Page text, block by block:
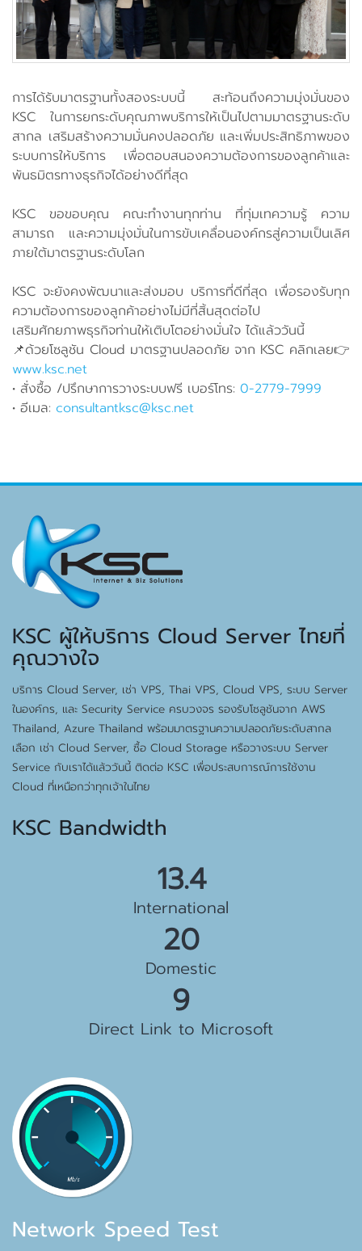
การได้รับมาตรฐานทั้งสองระบบนี้ สะท้อนถึงความมุ่งมั่นของ
KSC ในการยกระดับคุณภาพบริการให้เป็นไปตามมาตรฐานระดับ
สากล เสริมสร้างความมั่นคงปลอดภัย และเพิ่มประสิทธิภาพของ
ระบบการให้บริการ เพื่อตอบสนองความต้องการของลูกค้าและ
พันธมิตรทางธุรกิจได้อย่างดีที่สุด
KSC ขอขอบคุณ คณะทำงานทุกท่าน ที่ทุ่มเทความรู้ ความ
สามารถ และความมุ่งมั่นในการขับเคลื่อนองค์กรสู่ความเป็นเลิศ
ภายใต้มาตรฐานระดับโลก
KSC จะยังคงพัฒนาและส่งมอบ บริการที่ดีที่สุด เพื่อรองรับทุก
ความต้องการของลูกค้าอย่างไม่มีที่สิ้นสุดต่อไป
เสริมศักยภาพธุรกิจท่านให้เติบโตอย่างมั่นใจ ได้แล้ววันนี้
📌ด้วยโซลูชัน Cloud มาตรฐานปลอดภัย จาก KSC คลิกเลย👉
www.ksc.net
• สั่งซื้อ /ปรึกษาการวางระบบฟรี เบอร์โทร: 0-2779-7999
• อีเมล: consultantksc@ksc.net
KSC ผู้ให้บริการ Cloud Server ไทยที่
คุณวางใจ
บริการ Cloud Server, เช่า VPS, Thai VPS, Cloud VPS, ระบบ Server
ในองค์กร, และ Security Service ครบวงจร รองรับโซลูชันจาก AWS
Thailand, Azure Thailand พร้อมมาตรฐานความปลอดภัยระดับสากล
เลือก เช่า Cloud Server, ซื้อ Cloud Storage หรือวางระบบ Server
Service กับเราได้แล้ววันนี้ ติดต่อ KSC เพื่อประสบการณ์การใช้งาน
Cloud ที่เหนือกว่าทุกเจ้าในไทย
KSC Bandwidth
15.5 Gbps
International
23 Gbps
Domestic
10 Gbps
Direct Link to Microsoft
Network Speed Test